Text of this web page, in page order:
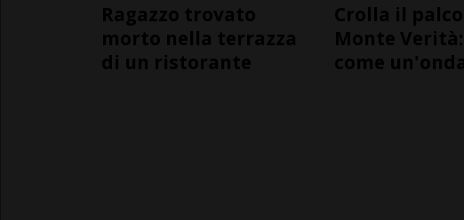
Ragazzo trovato
morto nella terrazza
di un ristorante
Crolla il
Monte
come